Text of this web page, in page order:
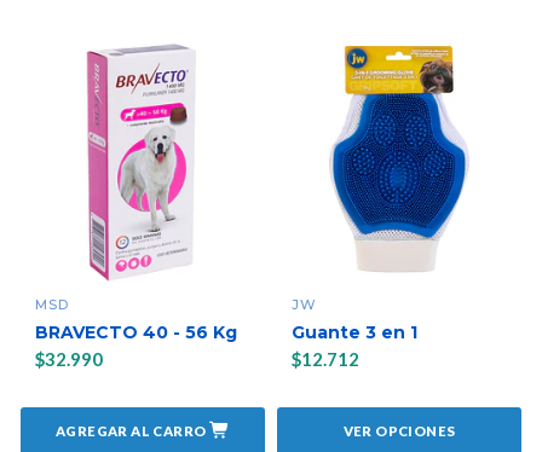
MSD
BRAVECTO 40 - 56 Kg
$32.990
AGREGAR AL CARRO
JW
Guante 3 en 1
$12.712
VER OPCIONES